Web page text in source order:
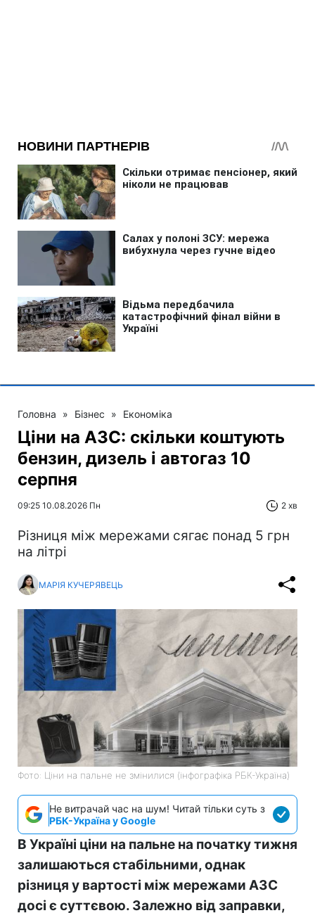
Головна » Бізнес » Економіка
Ціни на АЗС: скільки коштують
бензин, дизель і автогаз 10
серпня
09:25 10.08.2026 Пн 2 хв
Різниця між мережами сягає понад 5 грн
на літрі
МАРІЯ КУЧЕРЯВЕЦЬ
Фото: Ціни на пальне не змінилися (інфографіка РБК-Україна)
Не витрачай час на шум! Читай тільки суть з
РБК-Україна у Google
В Україні ціни на пальне на початку тижня
залишаються стабільними, однак
різниця у вартості між мережами АЗС
досі є суттєвою. Залежно від заправки,